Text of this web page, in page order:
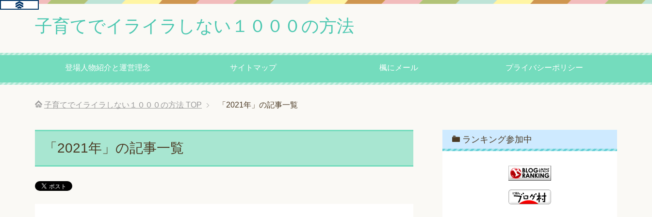
子育てでイライラしない１０００の方法
登場人物紹介と運営理念 サイトマップ 楓にメール プライバシーポリシー
子育てでイライラしない１０００の方法 TOP 「2021年」の記事一覧
「2021年」の記事一覧
ランキング参加中